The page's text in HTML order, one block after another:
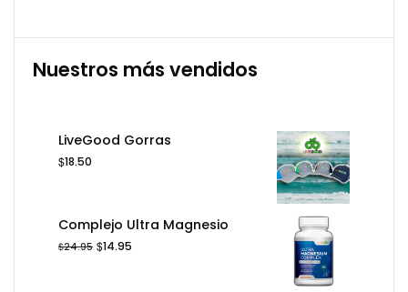
Nuestros más vendidos
LiveGood Gorras
$18.50
Complejo Ultra Magnesio
$24.95 El
$14.95